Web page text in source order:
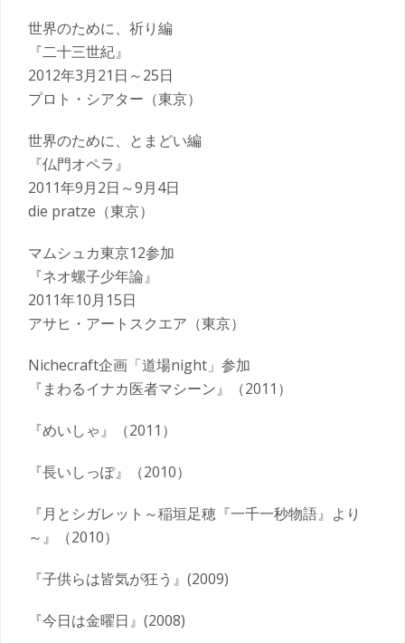
世界のために、祈り編
『二十三世紀』
2012年3月21日～25日
プロト・シアター（東京）
世界のために、とまどい編
『仏門オペラ』
2011年9月2日～9月4日
die pratze（東京）
マムシュカ東京12参加
『ネオ螺子少年論』
2011年10月15日
アサヒ・アートスクエア（東京）
Nichecraft企画「道場night」参加
『まわるイナカ医者マシーン』（2011）
『めいしゃ』（2011）
『長いしっぽ』（2010）
『月とシガレット～稲垣足穂『一千一秒物語』より
～』（2010）
『子供らは皆気が狂う』(2009)
『今日は金曜日』(2008)